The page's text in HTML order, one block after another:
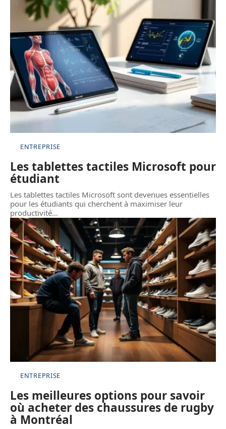
ENTREPRISE
Les tablettes tactiles Microsoft pour
étudiant
Les tablettes tactiles Microsoft sont devenues essentielles
pour les étudiants qui cherchent à maximiser leur
productivité…
ENTREPRISE
Les meilleures options pour savoir
où acheter des chaussures de rugby
à Montréal